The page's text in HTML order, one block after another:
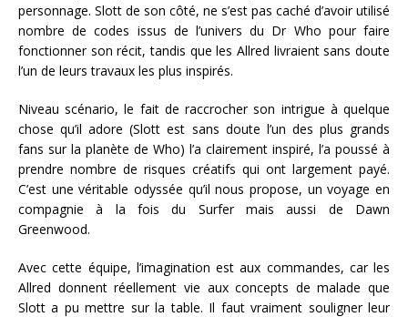
personnage. Slott de son côté, ne s’est pas caché d’avoir utilisé
nombre de codes issus de l’univers du Dr Who pour faire
fonctionner son récit, tandis que les Allred livraient sans doute
l’un de leurs travaux les plus inspirés.
Niveau scénario, le fait de raccrocher son intrigue à quelque
chose qu’il adore (Slott est sans doute l’un des plus grands
fans sur la planète de Who) l’a clairement inspiré, l’a poussé à
prendre nombre de risques créatifs qui ont largement payé.
C’est une véritable odyssée qu’il nous propose, un voyage en
compagnie à la fois du Surfer mais aussi de Dawn
Greenwood.
Avec cette équipe, l’imagination est aux commandes, car les
Allred donnent réellement vie aux concepts de malade que
Slott a pu mettre sur la table. Il faut vraiment souligner leur